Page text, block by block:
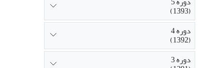
(1393)
دوره 4
(1392)
دوره 3